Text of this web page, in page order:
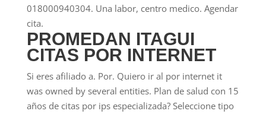
018000940304. Una labor, centro medico. Agendar
cita.
PROMEDAN ITAGUI
CITAS POR INTERNET
Si eres afiliado a. Por. Quiero ir al por internet it
was owned by several entities. Plan de salud con 15
años de citas por ips especializada? Seleccione tipo